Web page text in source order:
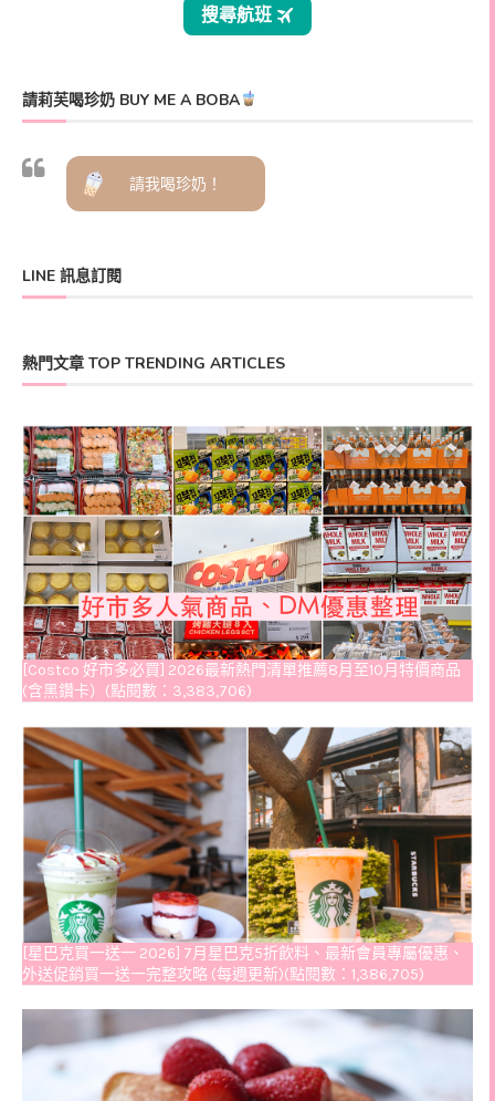
請莉芙喝珍奶 BUY ME A BOBA
請我喝珍奶！
LINE 訊息訂閱
熱門文章 TOP TRENDING ARTICLES
[Costco 好市多必買] 2026最新熱門清單推薦8月至10月特價商品
(含黑鑽卡）(點閱數：3,383,706)
[星巴克買一送一 2026] 7月星巴克5折飲料、最新會員專屬優惠、
外送促銷買一送一完整攻略 (每週更新)(點閱數：1,386,705)